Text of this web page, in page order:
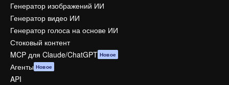
Генератор изображений ИИ
Генератор видео ИИ
Генератор голоса на основе ИИ
Стоковый контент
MCP для Claude/ChatGPT Новое
Агенты Новое
API